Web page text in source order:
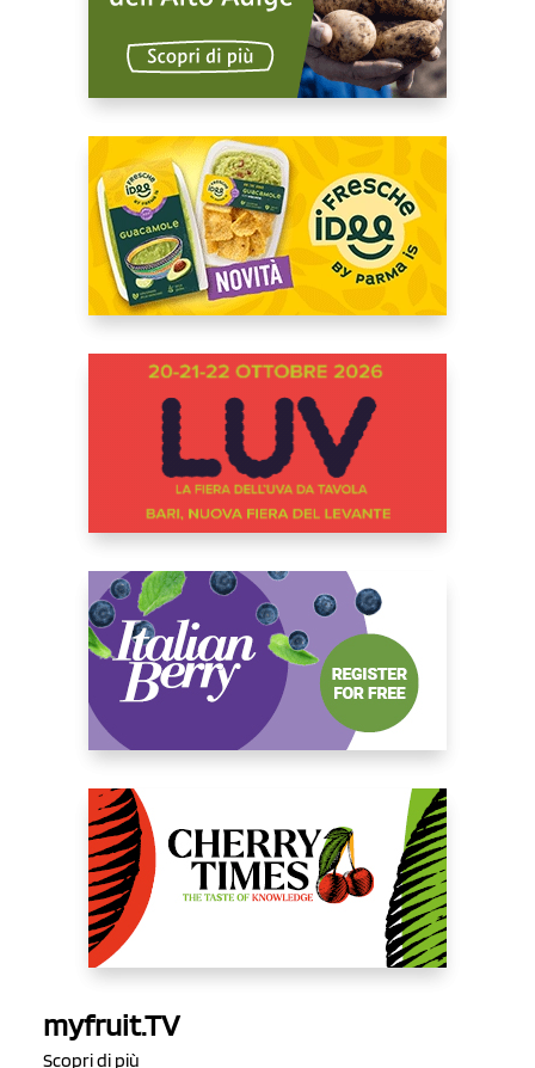
myfruit.TV
Scopri di più